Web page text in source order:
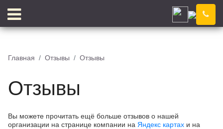
Саратов
Доставка
Главная Отзывы Отзывы
Отзывы
Вы можете прочитать ещё больше отзывов о нашей
организации на странице компании на Яндекс картах и на